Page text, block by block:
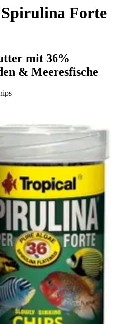
Spirulina Forte
mit 36%
& Meeresfische